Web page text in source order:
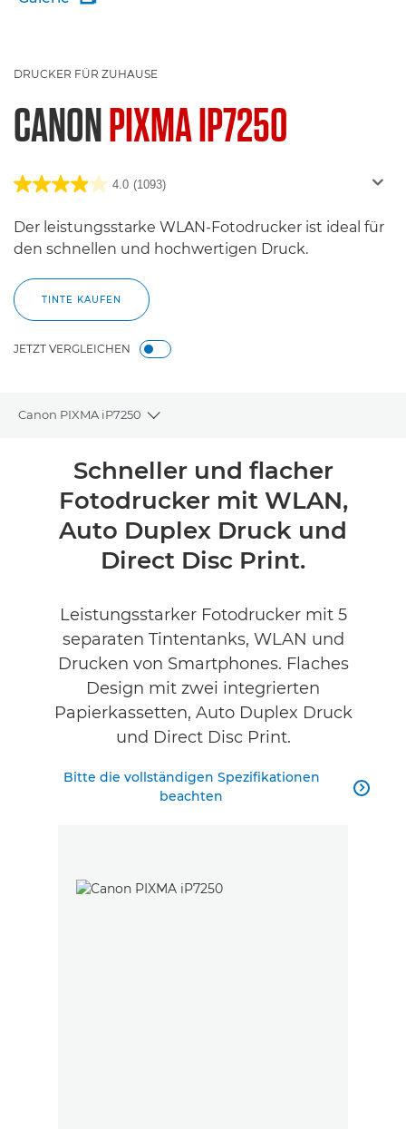
DRUCKER FÜR ZUHAUSE
CANONPIXMA IP7250
4.0 (1093)
Der leistungsstarke WLAN-Fotodrucker ist ideal für
den schnellen und hochwertigen Druck.
TINTE KAUFEN
JETZT VERGLEICHEN
Canon PIXMA iP7250
Toggle breadcrumbs
Technische Daten
Produktbewertungen
TINTE KAUFEN
Schneller und flacher
Fotodrucker mit WLAN,
Auto Duplex Druck und
Direct Disc Print.
Leistungsstarker Fotodrucker mit 5
separaten Tintentanks, WLAN und
Drucken von Smartphones. Flaches
Design mit zwei integrierten
Papierkassetten, Auto Duplex Druck
und Direct Disc Print.
Bitte die vollständigen Spezifikationen
beachten
